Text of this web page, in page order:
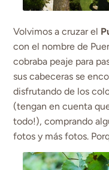
Volvimos a cruzar el
con el nombre de
cobraba peaje para
sus cabeceras se
disfrutando de los
(tengan en cuenta
todo!), comprando
fotos y más fotos.